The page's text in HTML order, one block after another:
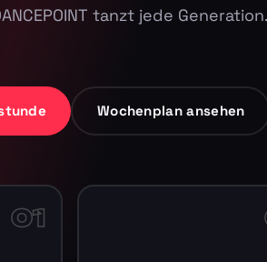
tanzt jede
Wochenplan ansehen
01